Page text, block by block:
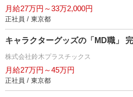
月給27万円～33万2,000円
正社員 / 東京都
キャラクターグッズの「MD職」
株式会社鈴木プラスチックス
月給27万円～45万円
正社員 / 東京都